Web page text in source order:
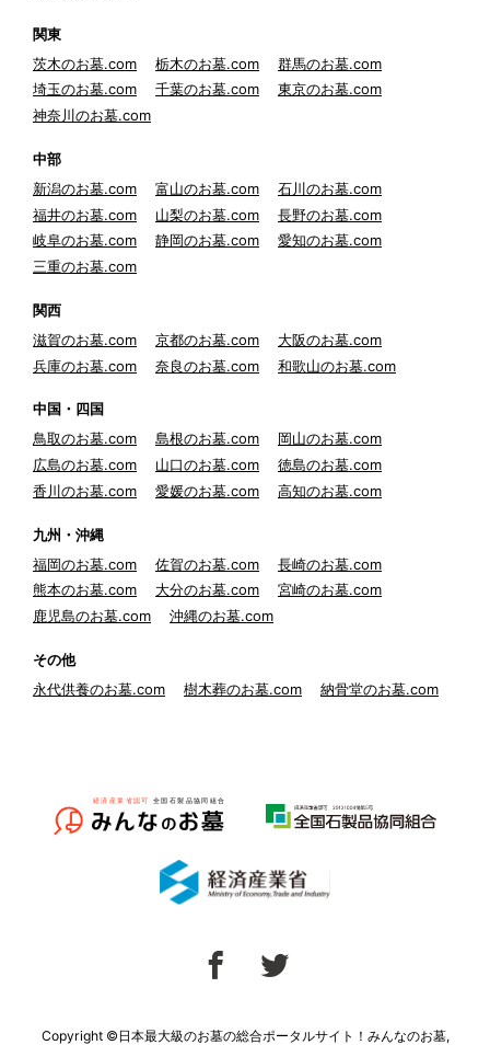
関東
茨木のお墓.com
栃木のお墓.com
群馬のお墓.com
埼玉のお墓.com
千葉のお墓.com
東京のお墓.com
神奈川のお墓.com
中部
新潟のお墓.com
富山のお墓.com
石川のお墓.com
福井のお墓.com
山梨のお墓.com
長野のお墓.com
岐阜のお墓.com
静岡のお墓.com
愛知のお墓.com
三重のお墓.com
関西
滋賀のお墓.com
京都のお墓.com
大阪のお墓.com
兵庫のお墓.com
奈良のお墓.com 和歌山のお墓.com
中国・四国
鳥取のお墓.com
島根のお墓.com
岡山のお墓.com
広島のお墓.com
山口のお墓.com
徳島のお墓.com
香川のお墓.com
愛媛のお墓.com 高知のお墓.com
九州・沖縄
福岡のお墓.com
佐賀のお墓.com
長崎のお墓.com
熊本のお墓.com
大分のお墓.com
宮崎のお墓.com
鹿児島のお墓.com
沖縄のお墓.com
その他
永代供養のお墓.com
樹木葬のお墓.com 納骨堂のお墓.com
Copyright ©日本最大級のお墓の総合ポータルサイト！みんなのお墓,